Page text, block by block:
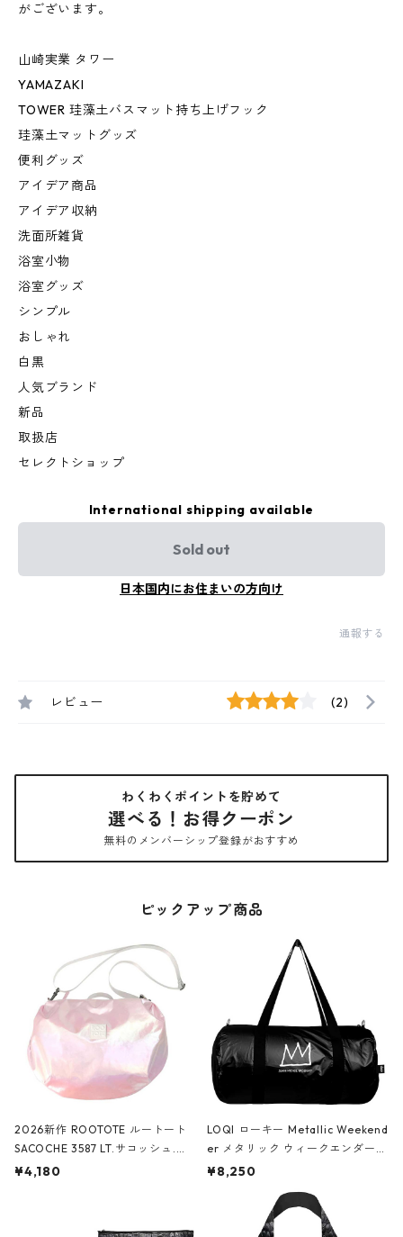
がございます。
山崎実業 タワー
YAMAZAKI
TOWER 珪藻土バスマット持ち上げフック
珪藻土マットグッズ
便利グッズ
アイデア商品
アイデア収納
洗面所雑貨
浴室小物
浴室グッズ
シンプル
おしゃれ
白黒
人気ブランド
新品
取扱店
セレクトショップ
International shipping available
Sold out
日本国内にお住まいの方向け
通報する
レビュー (2)
わくわくポイントを貯めて
選べる！お得クーポン
無料のメンバーシップ登録がおすすめ
ピックアップ商品
2026新作 ROOTOTE ルートート
SACOCHE 3587 LT.サコッシュ.ル
ミエ-B ショルダーバッグ グロスピ
¥4,180
LOQI ローキー Metallic Weekend
er メタリック ウィークエンダー
ボストンバッグ ショルダーバッグ
Black ジャン=ミッシェル・バスキ
ア/クラウン ブラック
¥8,250